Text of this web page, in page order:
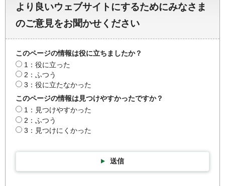
より良いウェブサイトにするためにみなさま
のご意見をお聞かせください
このページの情報は役に立ちましたか？
1：役に立った
2：ふつう
3：役に立たなかった
このページの情報は見つけやすかったですか？
1：見つけやすかった
2：ふつう
3：見つけにくかった
送信